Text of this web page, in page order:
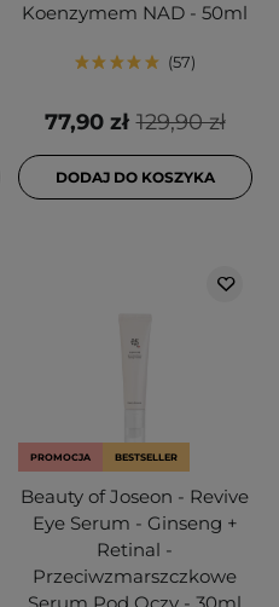
Koenzymem NAD - 50ml
57
129,90 zł
77,90 zł
DODAJ DO KOSZYKA
PROMOCJA BESTSELLER
Beauty of Joseon - Revive
Eye Serum - Ginseng +
Retinal -
Przeciwzmarszczkowe